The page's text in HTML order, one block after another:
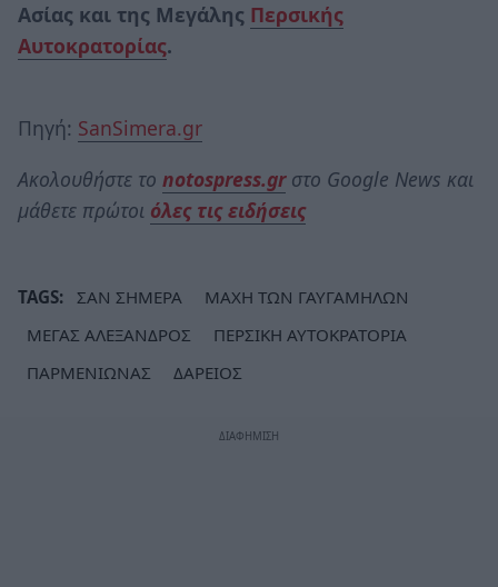
Ασίας και της Μεγάλης Περσικής
Αυτοκρατορίας.
Πηγή: SanSimera.gr
Ακολουθήστε το notospress.grστο Google News και
μάθετε πρώτοι όλες τις ειδήσεις
TAGS: ΣΑΝ ΣΗΜΕΡΑ
ΜΑΧΗ ΤΩΝ ΓΑΥΓΑΜΗΛΩΝ
ΜΕΓΑΣ ΑΛΕΞΑΝΔΡΟΣ
ΠΕΡΣΙΚΗ ΑΥΤΟΚΡΑΤΟΡΙΑ
ΠΑΡΜΕΝΙΩΝΑΣ
ΔΑΡΕΙΟΣ